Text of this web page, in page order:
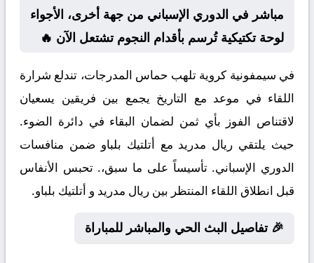
مباشر في الدوري الإسباني من جهة أخرى، الأجواء
لوحة تكتيكية تُرسم بأقدام النجوم تشتعل الآن 🔥
في سيمفونية كروية تلهب حماس المدرجات، تندلع شرارة
اللقاء في موعد مع التاريخ يجمع بين فريقين يسعيان
لاقتناص الفوز بأي ثمن لضمان البقاء في دائرة الضوء.
حيث يلتقي ريال مدريد مع أتلتيك بلباو ضمن منافسات
الدوري الإسباني. تأسيساً على ما سبق،. تحبس الأنفاس
قبل انطلاق اللقاء المنتظر بين ريال مدريد و أتلتيك بلباو.
🎉 تفاصيل البث الحي والمباشر للمباراة